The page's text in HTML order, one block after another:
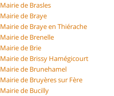
Mairie de Brasles
Mairie de Braye
Mairie de Braye en Thiérache
Mairie de Brenelle
Mairie de Brie
Mairie de Brissy Hamégicourt
Mairie de Brunehamel
Mairie de Bruyères sur Fère
Mairie de Bucilly